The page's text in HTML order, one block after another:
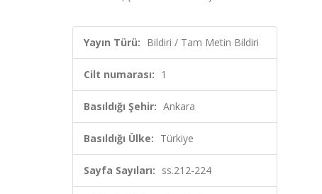
Yayın Türü: Bildiri / Tam Metin Bildiri
Cilt numarası: 1
Basıldığı Şehir: Ankara
Basıldığı Ülke: Türkiye
Sayfa Sayıları: ss.212-224